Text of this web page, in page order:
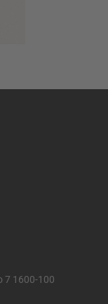
7 1600-100